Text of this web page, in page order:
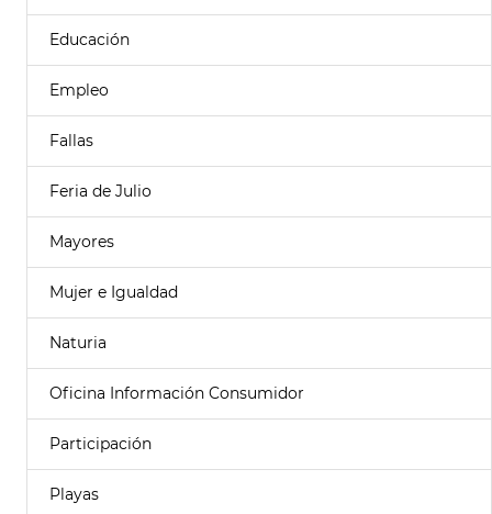
Educación
Empleo
Fallas
Feria de Julio
Mayores
Mujer e Igualdad
Naturia
Oficina Información Consumidor
Participación
Playas